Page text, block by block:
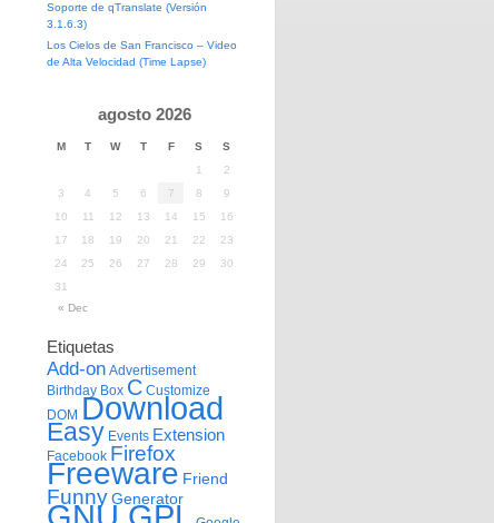
Soporte de qTranslate (Versión
3.1.6.3)
Los Cielos de San Francisco – Video
de Alta Velocidad (Time Lapse)
agosto 2026
M T W T F S
S
1
2
3
4 5 6 7 8
9
10
11 12 13 14 15
16
17
18 19 20 21 22
23
24
25 26 27 28 29
30
31
« Dec
Etiquetas
Add-on Advertisement
Birthday Box C Customize
DOM Download
Easy Events Extension
Facebook Firefox
Freeware Friend
Funny Generator